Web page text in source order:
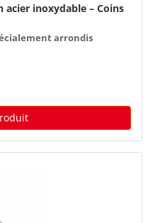
acier inoxydable – Coins
arrondis